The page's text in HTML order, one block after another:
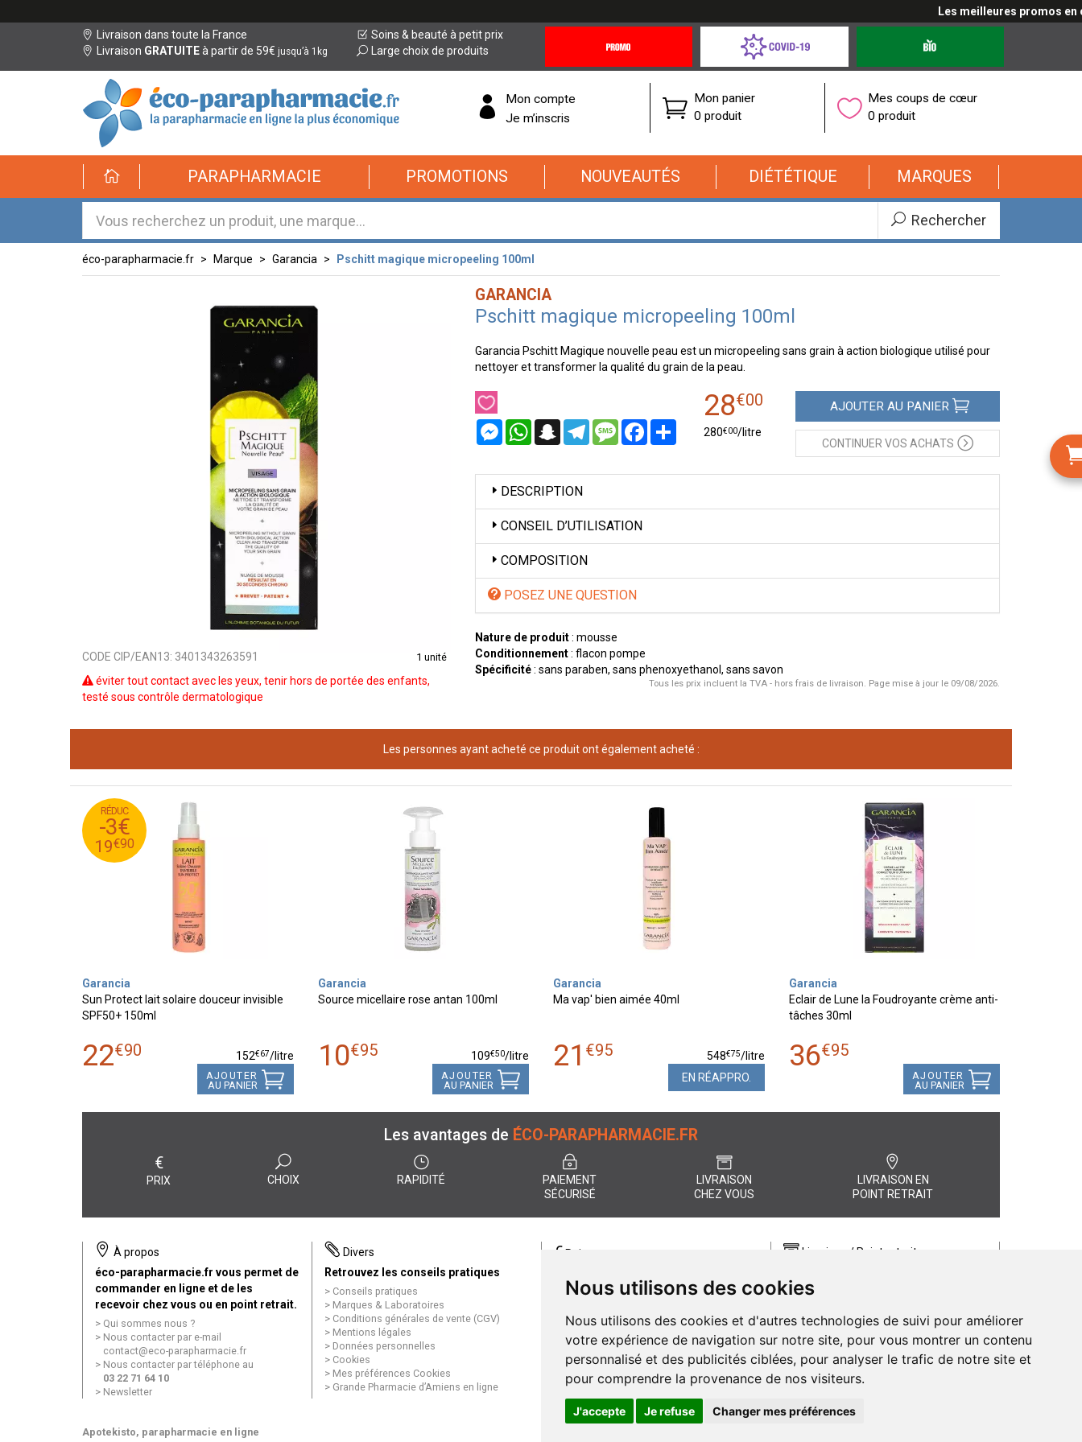
Nous utilisons des cookies
Nous utilisons des cookies et d'autres technologies de suivi pour améliorer
votre expérience de navigation sur notre site, pour vous montrer un contenu
personnalisé et des publicités ciblées, pour analyser le trafic de notre site et
pour comprendre la provenance de nos visiteurs.
J'accepte Je refuse Changer mes préférences
Les meilleures promos en
Livraison dans toute la France
Livraison GRATUITEà partir de 59€ jusqu’à 1kg
Soins & beauté à petit prix
Large choix de produits
Offres
Coronavirus
éco-
parapharmacie.fr
éco-
parapharmacie.fr
Mon compte
Je m’inscris
Mon panier
0 produit
Mes coups de cœur
0 produit
PARAPHARMACIE PROMOTIONS NOUVEAUTÉS DIÉTÉTIQUE MARQUES
Rechercher
éco-parapharmacie.fr Marque Garancia Pschitt magique micropeeling 100ml
CODE CIP/EAN13: 3401343263591 1 unité
éviter tout contact avec les yeux, tenir hors de portée des enfants,
testé sous contrôle dermatologique
GARANCIA
Pschitt magique micropeeling 100ml
Garancia Pschitt Magique nouvelle peau est un micropeeling sans grain à action biologique utilisé pour
nettoyer et transformer la qualité du grain de la peau.
MessengerWhatsAppSnapchatTelegramMessageFacebookPartager
28€00
280€00/litre
AJOUTER AU PANIER
CONTINUER VOS ACHATS
DESCRIPTION
CONSEIL D’UTILISATION
COMPOSITION
POSEZ UNE QUESTION
Nature de produit: mousse
Conditionnement: flacon pompe
Spécificité: sans paraben, sans phenoxyethanol, sans savon
Tous les prix incluent la TVA - hors frais de livraison. Page mise à jour le 09/08/2026.
Les personnes ayant acheté ce produit ont également acheté :
RÉDUC
-3€
19€90
22
€
90
19
€
90
Garancia
Sun Protect lait solaire douceur invisible
SPF50+ 150ml
22€90 152€67/litre
AJOUTER
AU PANIER
Garancia
Source micellaire rose antan 100ml
10€95 109€50/litre
AJOUTER
AU PANIER
Garancia
Ma vap' bien aimée 40ml
21 €95 548€75/litre
EN RÉAPPRO.
Garancia
Eclair de Lune la Foudroyante crème anti-
tâches 30ml
36€95
AJOUTER
AU PANIER
Les avantages de ÉCO-PARAPHARMACIE.FR
€
PRIX CHOIX RAPIDITÉ
PAIEMENT
SÉCURISÉ
LIVRAISON
CHEZ VOUS
LIVRAISON EN
POINT RETRAIT
À propos
éco-parapharmacie.fr vous permet de
commander en ligne et de les
recevoir chez vous ou en point retrait.
Qui sommes nous ?
Nous contacter par e-mail
contact@eco-parapharmacie.fr
Nous contacter par téléphone au
03 22 71 64 10
Newsletter
Divers
Retrouvez les conseils pratiques
Conseils pratiques
Marques & Laboratoires
Conditions générales de vente (CGV)
Mentions légales
Données personnelles
Cookies
Mes préférences Cookies
Grande Pharmacie d’Amiens en ligne
€Paiement
paiement entièrement sécurisé, quel
Paiement sécurisé et simple
Livraison / Point retrait
commande rapidement chez vous ou
Livraison chez vous ou en points relais
Apotekisto, parapharmacie en ligne